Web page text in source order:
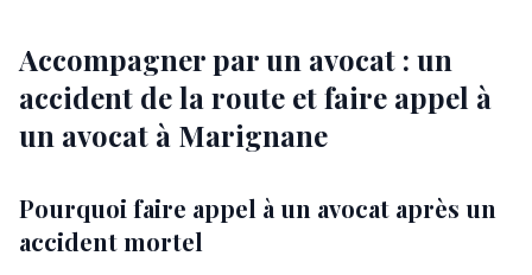
Accompagner par un avocat : un
accident de la route et faire appel à
un avocat à Marignane
Pourquoi faire appel à un avocat après un
accident mortel